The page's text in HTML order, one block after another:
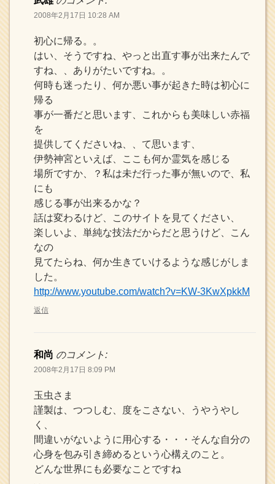
2008年2月17日 10:28 AM
初心に帰る。。
はい、そうですね、やっと出直す事が出来たんで
すね、、ありがたいですね。。
何時も迷ったり、何か悪い事が起きた時は初心に
帰る
事が一番だと思います、これからも美味しい赤福
を
提供してくださいね、、て思います、
伊勢神宮といえば、ここも何か霊気を感じる
場所ですか、？私は未だ行った事が無いので、私
にも
感じる事が出来るかな？
話は変わるけど、このサイトを見てください、
楽しいよ、単純な技法だからだと思うけど、こん
なの
見てたらね、何か生きていけるような感じがしま
した。
http://www.youtube.com/watch?v=KW-3KwXpkkM
返信
和尚 のコメント:
2008年2月17日 8:09 PM
玉虫さま
謹製は、つつしむ、度をこさない、うやうやし
く、
間違いがないように用心する・・・そんな自分の
心身を包み引き締めるという心構えのこと。
どんな世界にも必要なことですね